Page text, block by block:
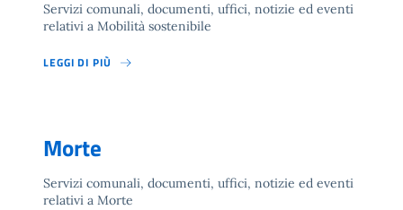
Servizi comunali, documenti, uffici, notizie ed eventi
relativi a Mobilità sostenibile
LEGGI DI PIÙ
Morte
Servizi comunali, documenti, uffici, notizie ed eventi
relativi a Morte